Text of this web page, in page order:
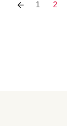
1 2